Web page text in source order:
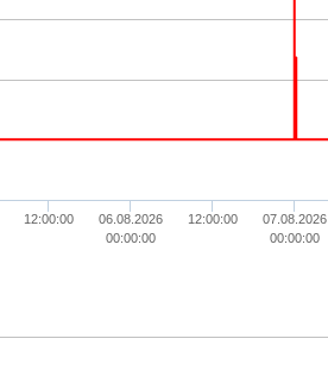
12:00:00
06.08.2026
00:00:00
12:00:00
07.08.2026
00:00:00